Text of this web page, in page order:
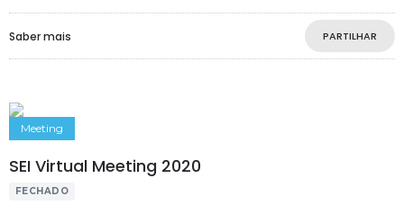
Saber mais PARTILHAR
Meeting
SEI Virtual Meeting 2020
FECHADO